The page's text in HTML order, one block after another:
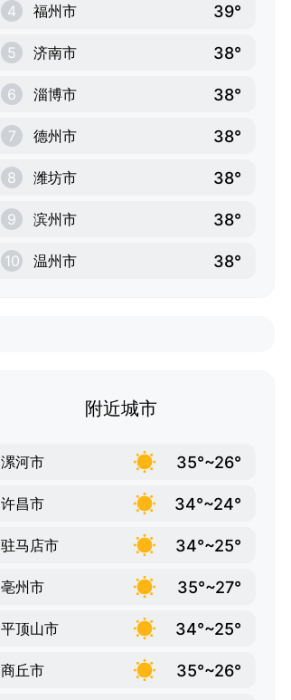
4 福州市 39°
5 济南市 38°
6 淄博市 38°
7 德州市 38°
8 潍坊市 38°
9 滨州市 38°
10 温州市 38°
附近城市
漯河市 35°~26°
许昌市 34°~24°
驻马店市 34°~25°
亳州市 35°~27°
平顶山市 34°~25°
商丘市 35°~26°